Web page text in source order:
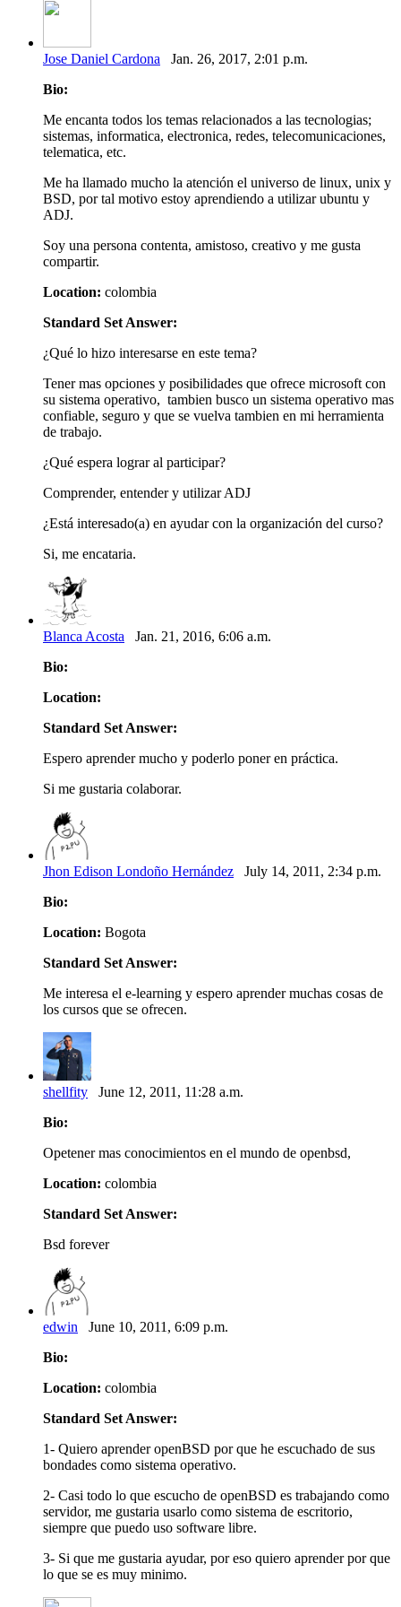
Jose Daniel Cardona Jan. 26, 2017, 2:01 p.m.
Bio:
Me encanta todos los temas relacionados a las tecnologias;
sistemas, informatica, electronica, redes, telecomunicaciones,
telematica, etc.
Me ha llamado mucho la atención el universo de linux, unix y
BSD, por tal motivo estoy aprendiendo a utilizar ubuntu y
ADJ.
Soy una persona contenta, amistoso, creativo y me gusta
compartir.
Location: colombia
Standard Set Answer:
¿Qué lo hizo interesarse en este tema?
Tener mas opciones y posibilidades que ofrece microsoft con
su sistema operativo, tambien busco un sistema operativo mas
confiable, seguro y que se vuelva tambien en mi herramienta
de trabajo.
¿Qué espera lograr al participar?
Comprender, entender y utilizar ADJ
¿Está interesado(a) en ayudar con la organización del curso?
Si, me encataria.
Blanca Acosta Jan. 21, 2016, 6:06 a.m.
Bio:
Location:
Standard Set Answer:
Espero aprender mucho y poderlo poner en práctica.
Si me gustaria colaborar.
Jhon Edison Londoño Hernández July 14, 2011, 2:34 p.m.
Bio:
Location: Bogota
Standard Set Answer:
Me interesa el e-learning y espero aprender muchas cosas de
los cursos que se ofrecen.
shellfity June 12, 2011, 11:28 a.m.
Bio:
Opetener mas conocimientos en el mundo de openbsd,
Location: colombia
Standard Set Answer:
Bsd forever
edwin June 10, 2011, 6:09 p.m.
Bio:
Location: colombia
Standard Set Answer:
1- Quiero aprender openBSD por que he escuchado de sus
bondades como sistema operativo.
2- Casi todo lo que escucho de openBSD es trabajando como
servidor, me gustaria usarlo como sistema de escritorio,
siempre que puedo uso software libre.
3- Si que me gustaria ayudar, por eso quiero aprender por que
lo que se es muy minimo.